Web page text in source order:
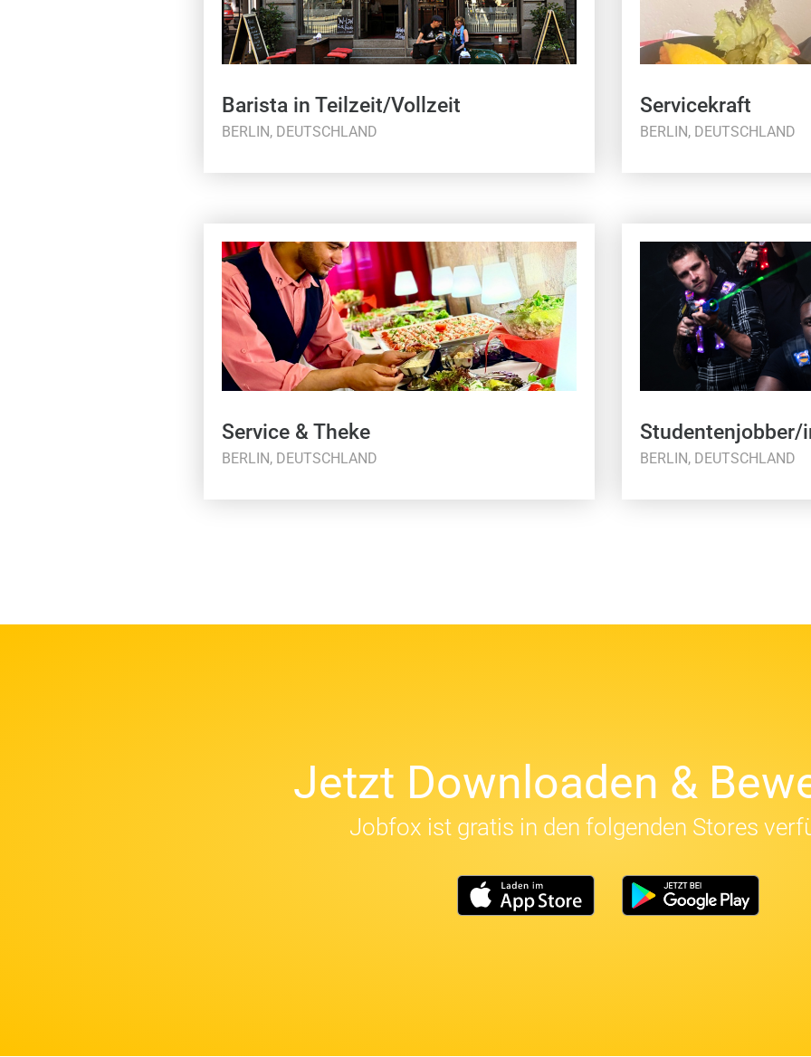
Barista in Teilzeit/Vollzeit
BERLIN, DEUTSCHLAND
Servicekraft
BERLIN, DEUTSCHLAND
Service & Theke
BERLIN, DEUTSCHLAND
Studentenjobber/
BERLIN, DEUTSCHLAND
Jetzt Downloaden &
Jobfox ist gratis in den folgenden Stores